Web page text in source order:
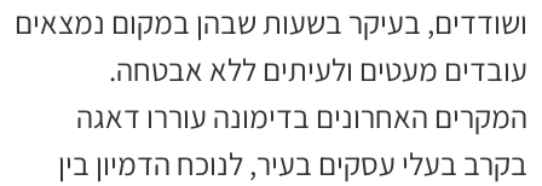
ושודדים, בעיקר בשעות שבהן במקום נמצאים
עובדים מעטים ולעיתים ללא אבטחה.
המקרים האחרונים בדימונה עוררו דאגה
בקרב בעלי עסקים בעיר, לנוכח הדמיון בין